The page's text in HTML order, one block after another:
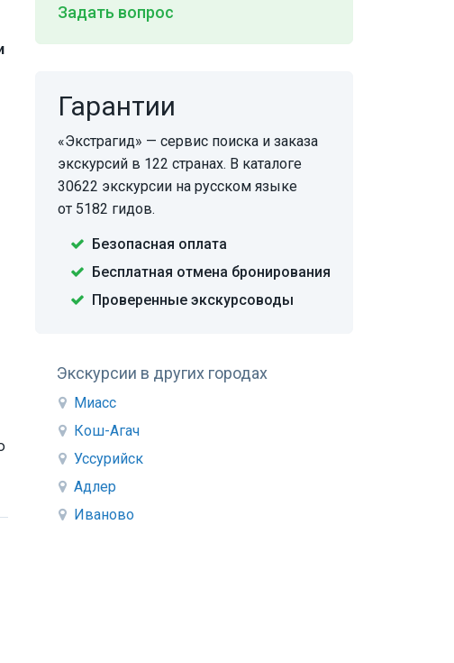
Задать вопрос
Гарантии
«Экстрагид» — сервис поиска и заказа
экскурсий в 122 странах. В каталоге
30622 экскурсии на русском языке
от 5182 гидов.
Безопасная оплата
Бесплатная отмена бронирования
Проверенные экскурсоводы
Экскурсии в других городах
Миасс
Кош-Агач
Уссурийск
Адлер
Иваново